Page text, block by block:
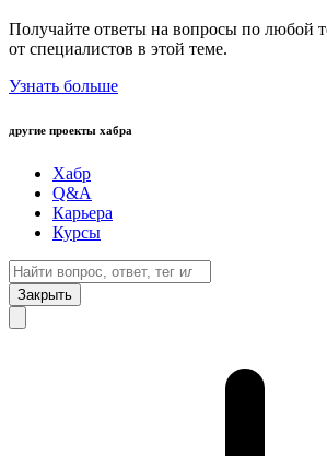
Получайте ответы на вопросы по любой
от специалистов в этой теме.
Узнать больше
другие проекты хабра
Хабр
Q&A
Карьера
Курсы
Закрыть